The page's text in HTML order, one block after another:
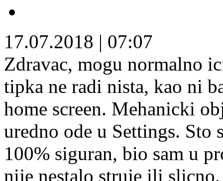
17.07.2018 | 07:07
Zdravac, mogu normalno
tipka ne radi nista, kao ni
home screen. Mehanicki
uredno ode u Settings. Sto
100% siguran, bio sam u
nije nestalo struje ili